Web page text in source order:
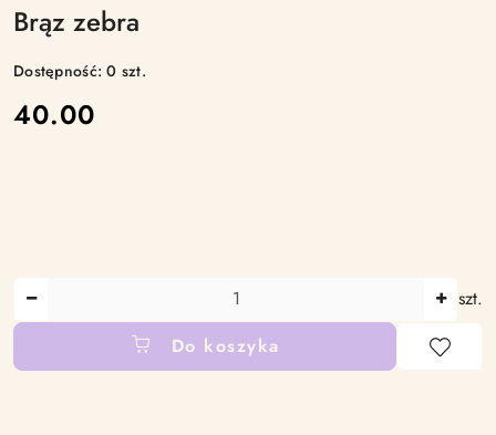
Brąz zebra
Dostępność:0 szt.
cena:
40.00
szt.
Do koszyka